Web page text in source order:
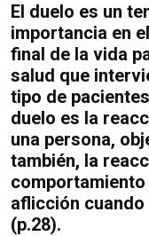
El duelo es un
importancia en
final de la vida
salud que
tipo de
duelo es la
una persona,
también, la
aflicción
(p.28).